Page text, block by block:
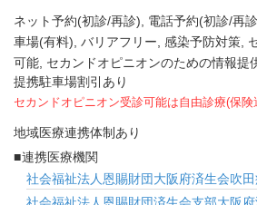
ネット予約(初診/再診) 電話予約(初診/再
車場(有料) バリアフリー 感染予防対策
可能 セカンドオピニオンのための情報提
提携駐車場割引あり
セカンドオピニオン受診可能は自由診療(保険
地域医療連携体制あり
連携医療機関
社会福祉法人恩賜財団大阪府済生会吹